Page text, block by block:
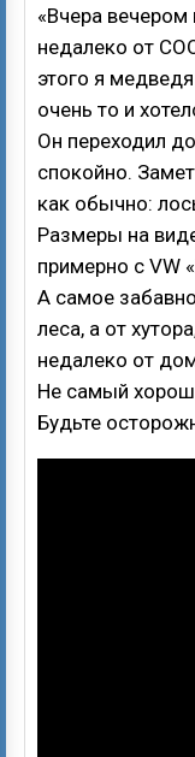
«Вчера
недалеко от
этого я
очень то и
Он переходил
спокойно.
как обычно:
Размеры на
примерно с VW
А самое
леса, а от
недалеко от
Не самый
Будьте